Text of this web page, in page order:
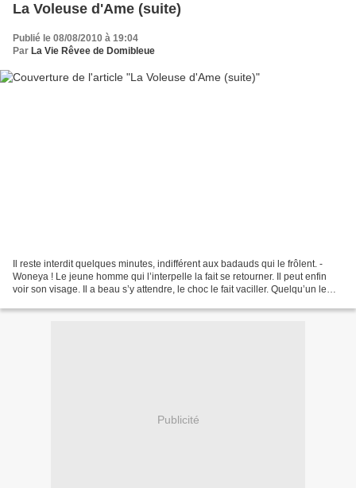
La Voleuse d'Ame (suite)
Publié le 08/08/2010 à 19:04
Par La Vie Rêvee de Domibleue
Il reste interdit quelques minutes, indifférent aux badauds qui le frôlent. -
Woneya ! Le jeune homme qui l’interpelle la fait se retourner. Il peut enfin
voir son visage. Il a beau s’y attendre, le choc le fait vaciller. Quelqu’un le
Publicité